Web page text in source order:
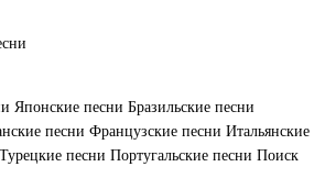
Японские песни Бразильские песни
песни Французские песни Итальянские
Турецкие песни Португальские песни Поиск